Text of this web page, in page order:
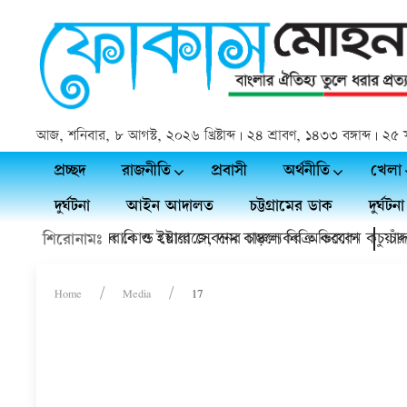
আজ, শনিবার, ৮ আগস্ট, ২০২৬ খ্রিষ্টাব্দ | ২৪ শ্রাবণ, ১৪৩৩ বঙ্গাব্দ |
প্রচ্ছদ রাজনীতি প্রবাসী অর্থনীতি
খেলা
দুর্ঘটনা
আইন আদালত চট্টগ্রামের ডাক
দুর্ঘটনা
শিরোনামঃ
ডাক্তারের হয়রানি ও ইয়াবা সেবনের চাঞ্চল্যকর অভিযোগ
ফসল থাকবে কোল্ড স্টোরেজে, দাম বাড়লে বিক্রি করবেন কচুয়ার
Home Media 17